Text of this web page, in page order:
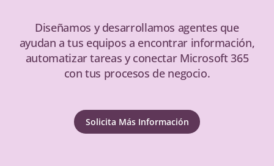
Diseñamos y desarrollamos agentes que
ayudan a tus equipos a encontrar información,
automatizar tareas y conectar Microsoft 365
con tus procesos de negocio.
Solicita Más Información